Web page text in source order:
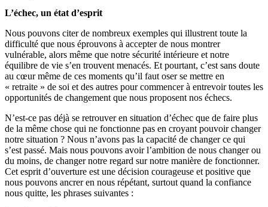
L’échec, un état d’esprit
Nous pouvons citer de nombreux exemples qui illustrent toute la
difficulté que nous éprouvons à accepter de nous montrer
vulnérable, alors même que notre sécurité intérieure et notre
équilibre de vie s’en trouvent menacés. Et pourtant, c’est sans doute
au cœur même de ces moments qu’il faut oser se mettre en
« retraite » de soi et des autres pour commencer à entrevoir toutes les
opportunités de changement que nous proposent nos échecs.
N’est-ce pas déjà se retrouver en situation d’échec que de faire plus
de la même chose qui ne fonctionne pas en croyant pouvoir changer
notre situation ? Nous n’avons pas la capacité de changer ce qui
s’est passé. Mais nous pouvons avoir l’ambition de nous changer ou
du moins, de changer notre regard sur notre manière de fonctionner.
Cet esprit d’ouverture est une décision courageuse et positive que
nous pouvons ancrer en nous répétant, surtout quand la confiance
nous quitte, les phrases suivantes :